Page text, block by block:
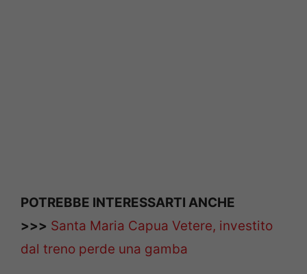
POTREBBE INTERESSARTI ANCHE
>>> Santa Maria Capua Vetere, investito
dal treno perde una gamba